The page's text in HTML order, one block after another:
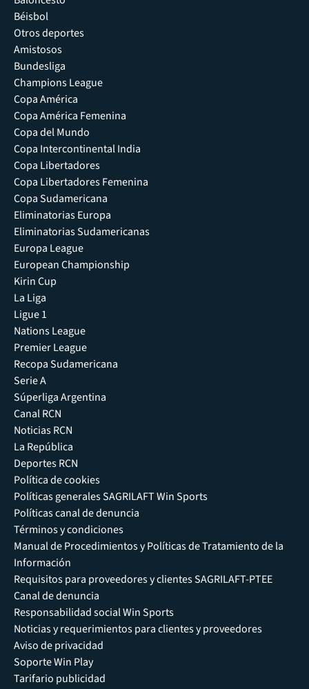
Béisbol
Otros deportes
Amistosos
Bundesliga
Champions League
Copa América
Copa América Femenina
Copa del Mundo
Copa Intercontinental India
Copa Libertadores
Copa Libertadores Femenina
Copa Sudamericana
Eliminatorias Europa
Eliminatorias Sudamericanas
Europa League
European Championship
Kirin Cup
La Liga
Ligue 1
Nations League
Premier League
Recopa Sudamericana
Serie A
Súperliga Argentina
Canal RCN
Noticias RCN
La República
Deportes RCN
Política de cookies
Políticas generales SAGRILAFT Win Sports
Políticas canal de denuncia
Términos y condiciones
Manual de Procedimientos y Políticas de Tratamiento de la
Información
Requisitos para proveedores y clientes SAGRILAFT-PTEE
Canal de denuncia
Responsabilidad social Win Sports
Noticias y requerimientos para clientes y proveedores
Aviso de privacidad
Soporte Win Play
Tarifario publicidad